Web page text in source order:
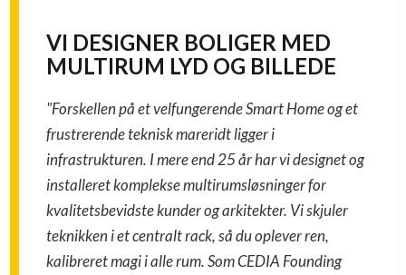
VI DESIGNER BOLIGER MED
MULTIRUM LYD OG BILLEDE
"Forskellen på et velfungerende Smart Home og et
frustrerende teknisk mareridt ligger i
infrastrukturen. I mere end 25 år har vi designet og
installeret komplekse multirumsløsninger for
kvalitetsbevidste kunder og arkitekter. Vi skjuler
teknikken i et centralt rack, så du oplever ren,
kalibreret magi i alle rum. Som CEDIA Founding